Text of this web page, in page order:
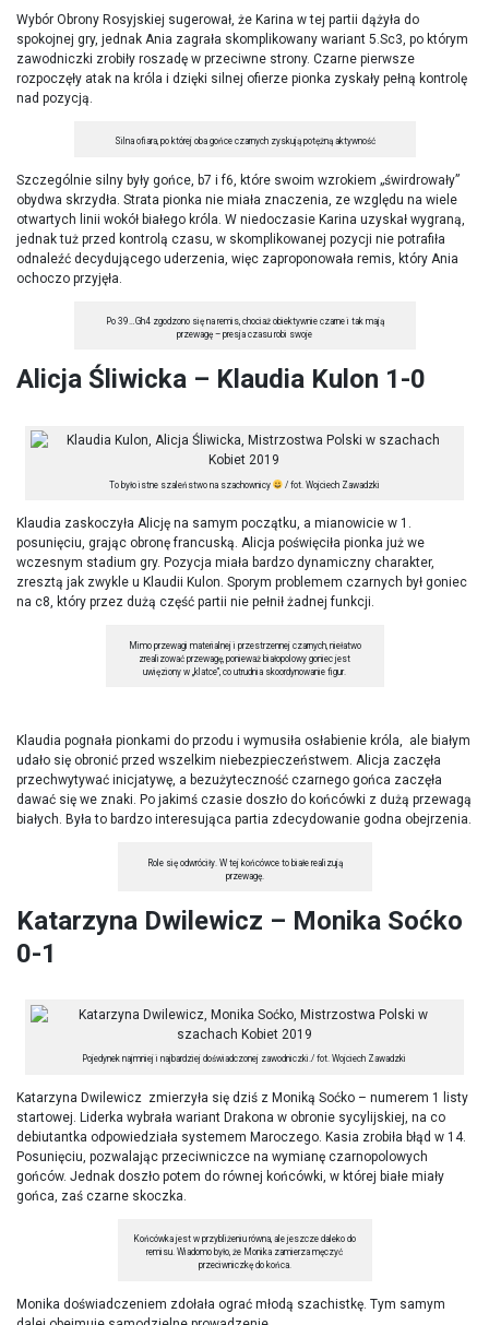
Wybór Obrony Rosyjskiej sugerował, że Karina w tej partii dążyła do
spokojnej gry, jednak Ania zagrała skomplikowany wariant 5.Sc3, po którym
zawodniczki zrobiły roszadę w przeciwne strony. Czarne pierwsze
rozpoczęły atak na króla i dzięki silnej ofierze pionka zyskały pełną kontrolę
nad pozycją.
Silna ofiara, po której oba gońce czarnych zyskują potężną aktywność
Szczególnie silny były gońce, b7 i f6, które swoim wzrokiem „świrdrowały”
obydwa skrzydła. Strata pionka nie miała znaczenia, ze względu na wiele
otwartych linii wokół białego króla. W niedoczasie Karina uzyskał wygraną,
jednak tuż przed kontrolą czasu, w skomplikowanej pozycji nie potrafiła
odnaleźć decydującego uderzenia, więc zaproponowała remis, który Ania
ochoczo przyjęła.
Po 39…Gh4 zgodzono się na remis, chociaż obiektywnie czarne i tak mają
przewagę – presja czasu robi swoje
Alicja Śliwicka – Klaudia Kulon 1-0
To było istne szaleństwo na szachownicy / fot. Wojciech Zawadzki
Klaudia zaskoczyła Alicję na samym początku, a mianowicie w 1.
posunięciu, grając obronę francuską. Alicja poświęciła pionka już we
wczesnym stadium gry. Pozycja miała bardzo dynamiczny charakter,
zresztą jak zwykle u Klaudii Kulon. Sporym problemem czarnych był goniec
na c8, który przez dużą część partii nie pełnił żadnej funkcji.
Mimo przewagi materialnej i przestrzennej czarnych, niełatwo
zrealizować przewagę, ponieważ białopolowy goniec jest
uwięziony w „klatce”, co utrudnia skoordynowanie figur.
Klaudia pognała pionkami do przodu i wymusiła osłabienie króla, ale białym
udało się obronić przed wszelkim niebezpieczeństwem. Alicja zaczęła
przechwytywać inicjatywę, a bezużyteczność czarnego gońca zaczęła
dawać się we znaki. Po jakimś czasie doszło do końcówki z dużą przewagą
białych. Była to bardzo interesująca partia zdecydowanie godna obejrzenia.
Role się odwróciły. W tej końcówce to białe realizują
przewagę.
Katarzyna Dwilewicz – Monika Soćko
0-1
Pojedynek najmniej i najbardziej doświadczonej zawodniczki./ fot. Wojciech Zawadzki
Katarzyna Dwilewicz zmierzyła się dziś z Moniką Soćko – numerem 1 listy
startowej. Liderka wybrała wariant Drakona w obronie sycylijskiej, na co
debiutantka odpowiedziała systemem Maroczego. Kasia zrobiła błąd w 14.
Posunięciu, pozwalając przeciwniczce na wymianę czarnopolowych
gońców. Jednak doszło potem do równej końcówki, w której białe miały
gońca, zaś czarne skoczka.
Końcówka jest w przybliżeniu równa, ale jeszcze daleko do
remisu. Wiadomo było, że Monika zamierza męczyć
przeciwniczkę do końca.
Monika doświadczeniem zdołała ograć młodą szachistkę. Tym samym